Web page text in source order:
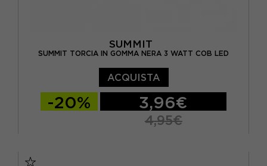
SUMMIT
SUMMIT TORCIA IN GOMMA NERA 3 WATT COB LED
ACQUISTA
-20% 3,96€
4,95€